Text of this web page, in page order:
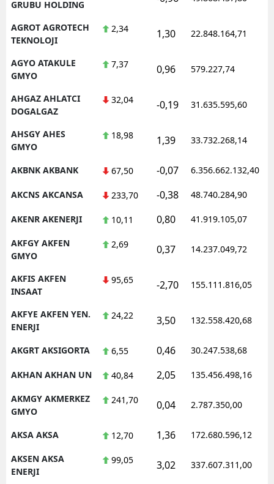
Kırklareli
Konya
Kütahya
Malatya
Manisa
Kahramanmaraş
Muş
Nevşehir
Niğde
GRUBU HOLDING
AGROT AGROTECH
TEKNOLOJI
2,34 1,30 22.848.164,71
AGYO ATAKULE
GMYO
7,37 0,96 579.227,74
AHGAZ AHLATCI
DOGALGAZ
32,04 -0,19 31.635.595,60
AHSGY AHES
GMYO
18,98 1,39 33.732.268,14
AKBNK AKBANK 67,50 -0,07 6.356.662.132,40
AKCNS AKCANSA 233,70 -0,38 48.740.284,90
AKENR AKENERJI 10,11 0,80 41.919.105,07
AKFGY AKFEN
GMYO
2,69 0,37 14.237.049,72
AKFIS AKFEN
INSAAT
95,65 -2,70 155.111.816,05
AKFYE AKFEN YEN.
ENERJI
24,22 3,50 132.558.420,68
AKGRT AKSIGORTA 6,55 0,46 30.247.538,68
AKHAN AKHAN UN 40,84 2,05 135.456.498,16
AKMGY AKMERKEZ
GMYO
241,70 0,04 2.787.350,00
AKSA AKSA 12,70 1,36 172.680.596,12
AKSEN AKSA
ENERJI
99,05 3,02 337.607.311,00